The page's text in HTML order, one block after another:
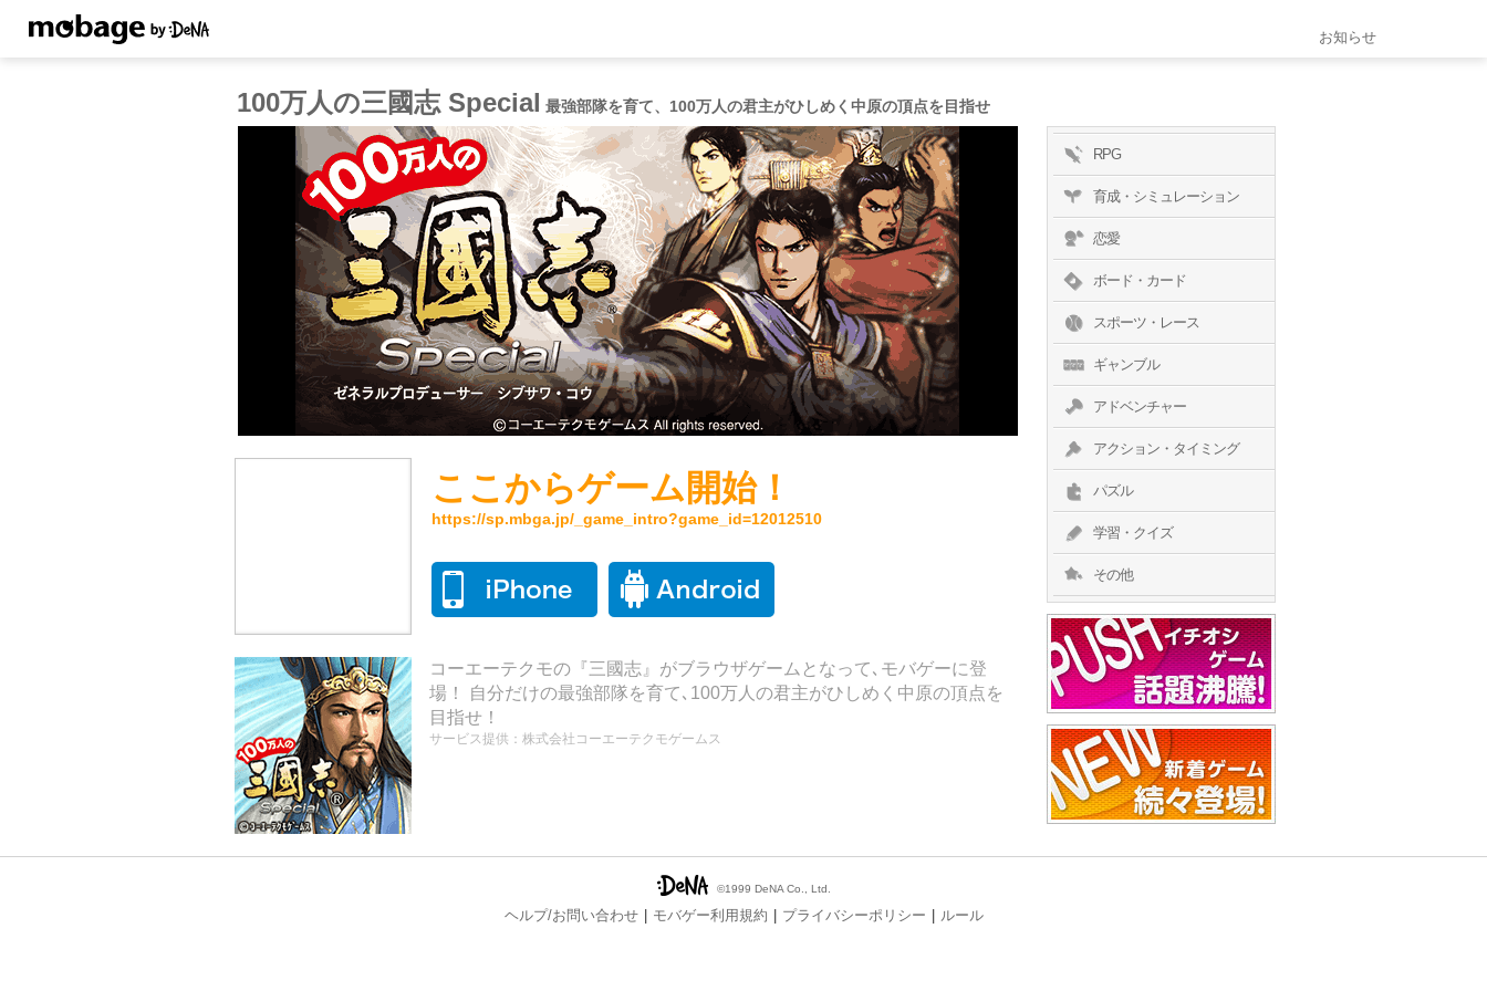
お知らせ
100万人の三國志 Special 最強部隊を育て、100万人の君主がひしめく中原の頂点を目指せ
ここからゲーム開始！
https://sp.mbga.jp/_game_intro?game_id=12012510
コーエーテクモの『三國志』がブラウザゲームとなって､モバゲーに登
場！ 自分だけの最強部隊を育て､100万人の君主がひしめく中原の頂点を
目指せ！
サービス提供：株式会社コーエーテクモゲームス
RPG
育成・シミュレーション
恋愛
ボード・カード
スポーツ・レース
ギャンブル
アドベンチャー
アクション・タイミング
パズル
学習・クイズ
その他
©1999 DeNA Co., Ltd.
ヘルプ/お問い合わせ モバゲー利用規約 プライバシーポリシー ルール